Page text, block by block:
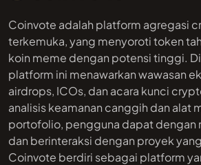
Coinvote adalah platform agregasi
terkemuka, yang menyoroti token
koin meme dengan potensi tinggi. Di
platform ini menawarkan wawasan
airdrops, ICOs, dan acara kunci
analisis keamanan canggih dan alat
portofolio, pengguna dapat dengan
dan berinteraksi dengan proyek
Coinvote berdiri sebagai platform